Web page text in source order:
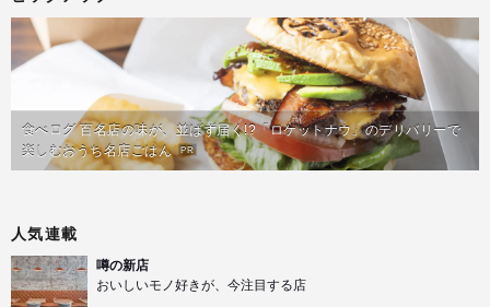
食べログ 百名店の味が、並ばず届く!?「ロケットナウ」のデリバリーで
楽しむおうち名店ごはん PR
人気連載
噂の新店
おいしいモノ好きが、今注目する店